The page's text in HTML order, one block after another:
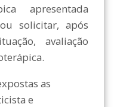
apresentada
solicitar, após
avaliação
as
e